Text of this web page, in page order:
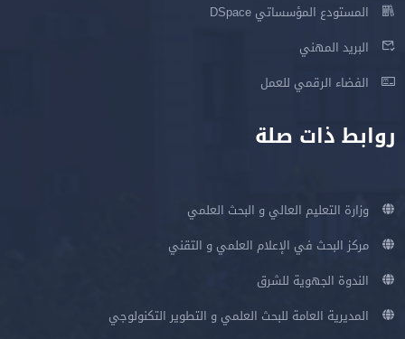
المستودع المؤسساتي DSpace
البريد المهني
الفضاء الرقمي للعمل
روابط ذات صلة
وزارة التعليم العالي و البحث العلمي
مركز البحث في الإعلام العلمي و التقني
الندوة الجهوية للشرق
المديرية العامة للبحث العلمي و التطوير التكنولوجي